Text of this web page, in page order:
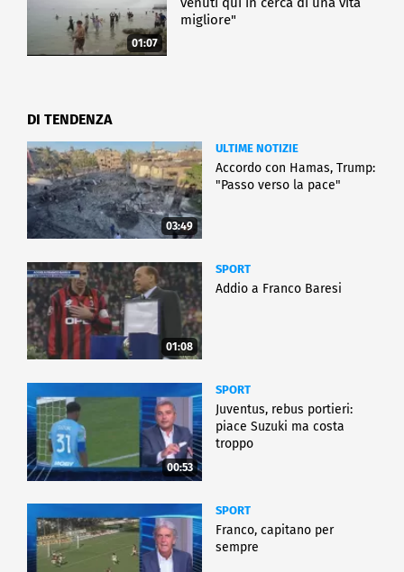
01:07
migliore"
DI TENDENZA
03:49
ULTIME NOTIZIE
Accordo con Hamas, Trump:
"Passo verso la pace"
01:08
SPORT
Addio a Franco Baresi
00:53
SPORT
Juventus, rebus portieri:
piace Suzuki ma costa
troppo
SPORT
Franco, capitano per
sempre